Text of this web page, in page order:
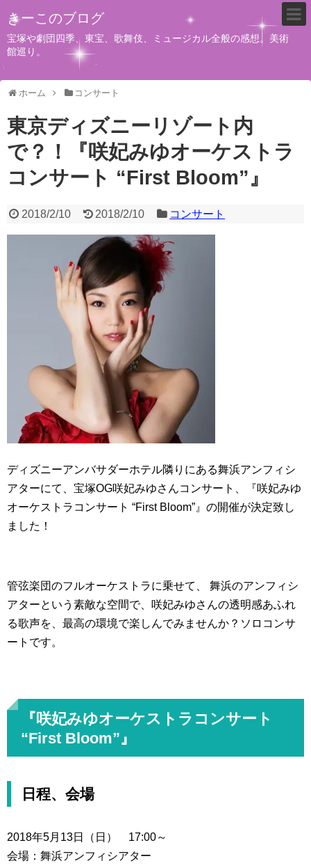
きーこのブログ
宝塚や劇団四季、東宝、歌舞伎、ミュージカル全般の感想。美術
館巡り。
ホーム コンサート
東京ディズニーリゾート内
で？！『咲妃みゆオーケストラ
コンサート “First Bloom”』
2018/2/10 2018/2/10 コンサート
ディズニーアンバサダーホテル隣りにある舞浜アンフィシ
アターにて、宝塚OG咲妃みゆさんコンサート、『咲妃みゆ
オーケストラコンサート “First Bloom”』の開催が決定致し
ました！
管弦楽団のフルオーケストラに乗せて、 舞浜のアンフィシ
アターという素敵な空間で、咲妃みゆさんの透明感あふれ
る歌声を、最高の環境で楽しんでみませんか？ソロコンサ
ートです。
『咲妃みゆオーケストラコンサート
“First Bloom”』
日程、会場
2018年5月13日（日） 17:00～
会場：舞浜アンフィシアター